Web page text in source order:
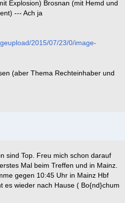
Explosion) Brosnan (mit Hemd und
--- Ach ja
2015/07/23/0/image-
(aber Thema Rechteinhaber und
sind Top. Freu mich schon darauf
Mal beim Treffen und in Mainz.
gegen 10:45 Uhr in Mainz Hbf
es wieder nach Hause ( Bo{nd}chum